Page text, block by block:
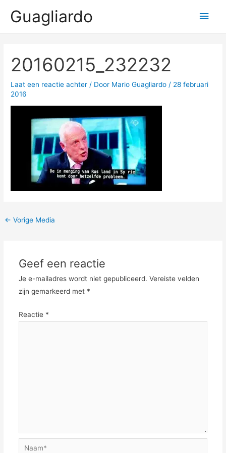
naarGuagliardo
20160215_232232
Laat een reactie achter / Door Mario Guagliardo / 28 februari
2016
← Vorige Media
Geef een reactie
Je e-mailadres wordt niet gepubliceerd. Vereiste velden
zijn gemarkeerd met *
Reactie *
Naam*